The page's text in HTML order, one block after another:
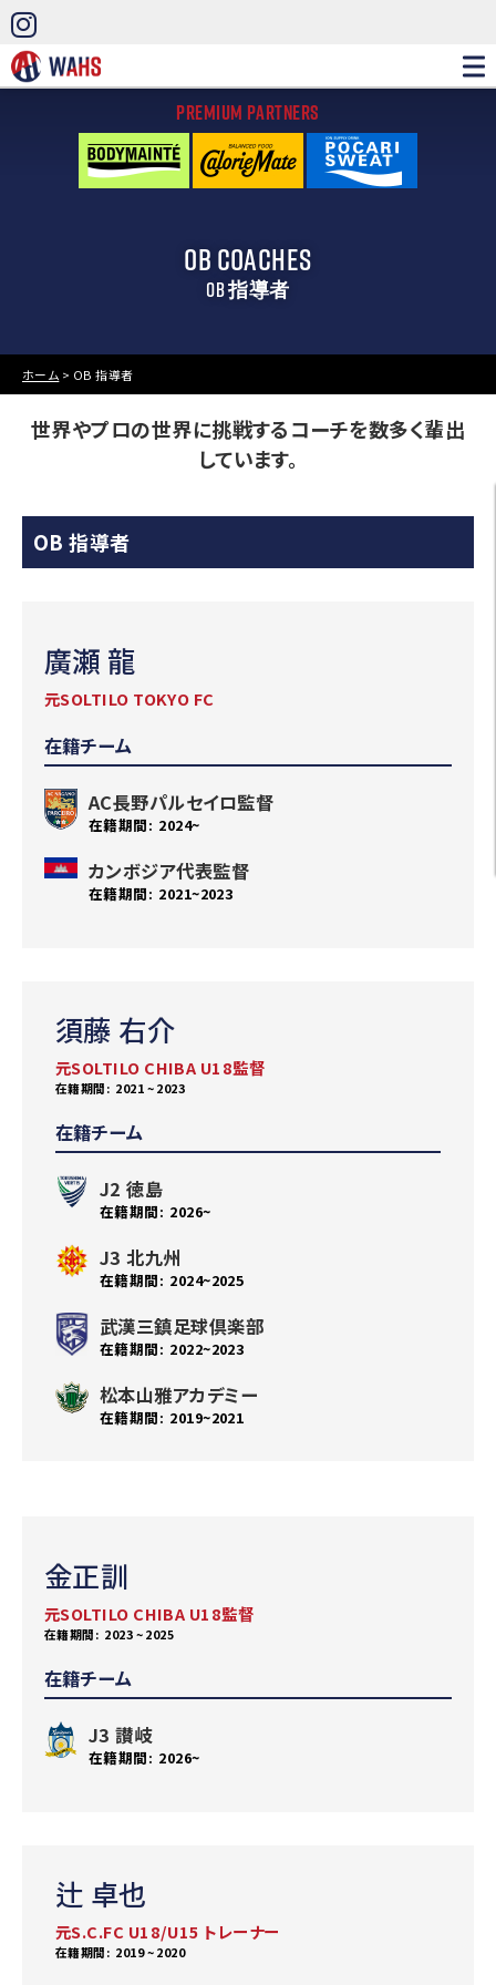
PREMIUM PARTNERS
OB COACHES
OB 指導者
ホーム > OB 指導者
世界やプロの世界に挑戦するコーチを数多く輩出
しています。
OB 指導者
廣瀬 龍
元SOLTILO TOKYO FC
在籍チーム
AC長野パルセイロ監督
2024~
カンボジア代表監督
2021~2023
須藤 右介
元SOLTILO CHIBA U18監督
2021 ~ 2023
在籍チーム
J2 徳島
2026~
J3 北九州
2024~2025
武漢三鎮足球倶楽部
2022~2023
松本山雅アカデミー
2019~2021
金正訓
元SOLTILO CHIBA U18監督
2023 ~ 2025
在籍チーム
J3 讃岐
2026~
辻 卓也
元S.C.FC U18/U15 トレーナー
2019 ~ 2020